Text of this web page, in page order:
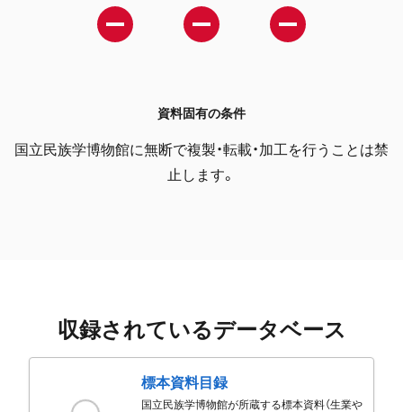
資料固有の条件
国立民族学博物館に無断で複製・転載・加工を行うことは禁
止します。
収録されているデータベース
標本資料目録
国立民族学博物館が所蔵する標本資料（生業や